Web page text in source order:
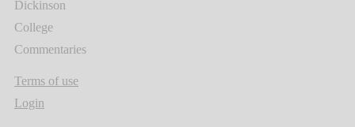
Dickinson
College
Commentaries
Terms of use
Login